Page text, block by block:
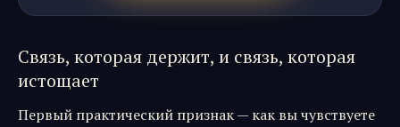
Связь, которая держит, и связь, которая
истощает
Первый практический признак — как вы чувствуете